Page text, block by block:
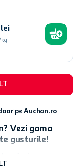
lei
kg
pe Auchan.ro
Vezi gama
gusturile!
toate preferințele,